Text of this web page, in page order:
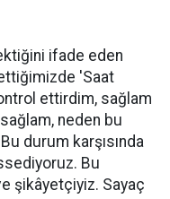
ifade eden
'Saat
ettirdim, sağlam
neden bu
durum karşısında
Bu
şikâyetçiyiz. Sayaç